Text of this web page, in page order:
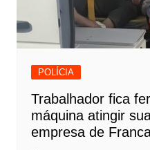
POLÍCIA
Trabalhador fica
máquina atingir
empresa de